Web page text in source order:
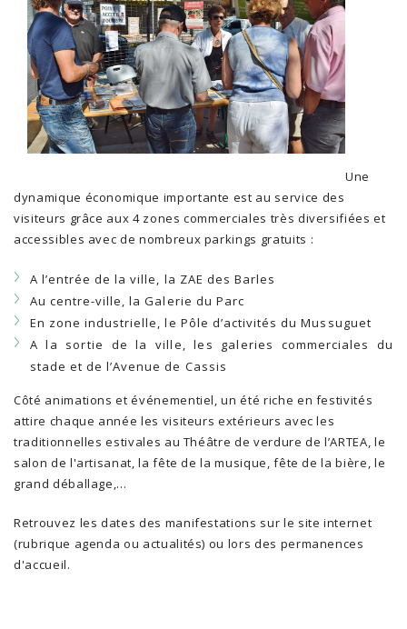
Une
dynamique économique importante est au service des
visiteurs grâce aux 4 zones commerciales très diversifiées et
accessibles avec de nombreux parkings gratuits :
A l’entrée de la ville, la ZAE des Barles
Au centre-ville, la Galerie du Parc
En zone industrielle, le Pôle d’activités du Mussuguet
A la sortie de la ville, les galeries commerciales du
stade et de l’Avenue de Cassis
Côté animations et événementiel, un été riche en festivités
attire chaque année les visiteurs extérieurs avec les
traditionnelles estivales au Théâtre de verdure de l’ARTEA, le
salon de l'artisanat, la fête de la musique, fête de la bière, le
grand déballage,...
Retrouvez les dates des manifestations sur le site internet
(rubrique agenda ou actualités) ou lors des permanences
d'accueil.